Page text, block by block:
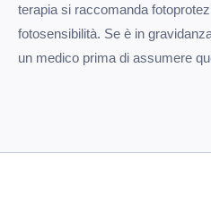
terapia si raccomanda
fotosensibilità. Se è in
un medico prima di assumere